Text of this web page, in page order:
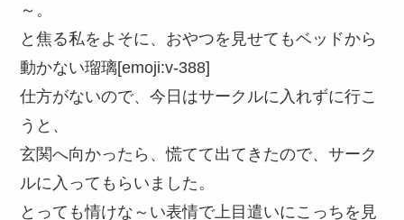
～。
と焦る私をよそに、おやつを見せてもベッドから
動かない瑠璃[emoji:v-388]
仕方がないので、今日はサークルに入れずに行こ
うと、
玄関へ向かったら、慌てて出てきたので、サーク
ルに入ってもらいました。
とっても情けな～い表情で上目遣いにこっちを見